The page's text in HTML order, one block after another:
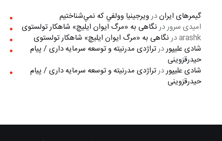
گیمرهای ایراندرويرجينيا وولفي كه نمي‌شناختيم
امیدی سروردر نگاهی به «مرگ ايوان ايليچ» شاهکار تولستوی
arashkدر نگاهی به «مرگ ايوان ايليچ» شاهکار تولستوی
شادی علیپوردرتراژدی مدرنیته و توسعه سرمایه داری / پیام
حیدرقزوینی
شادی علیپوردرتراژدی مدرنیته و توسعه سرمایه داری / پیام
حیدرقزوینی